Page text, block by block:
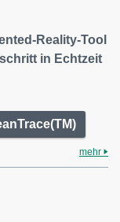
Reality-Tool
in Echtzeit
mehr